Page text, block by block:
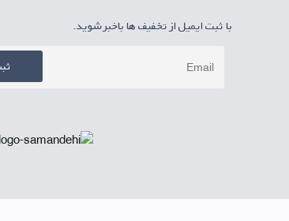
با ثبت ایمیل از تخفیف ها باخبر شوید.